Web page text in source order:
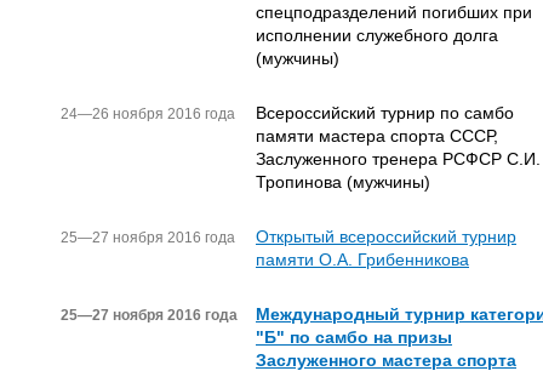
спецподразделений погибших при
исполнении служебного долга
(мужчины)
24—26 ноября 2016 года
Всероссийский турнир по самбо
памяти мастера спорта СССР,
Заслуженного тренера РСФСР С.И.
Тропинова (мужчины)
25—27 ноября 2016 года
Открытый всероссийский турнир
памяти О.А. Грибенникова
25—27 ноября 2016 года
Международный турнир
"Б" по самбо на призы
Заслуженного мастера спорта